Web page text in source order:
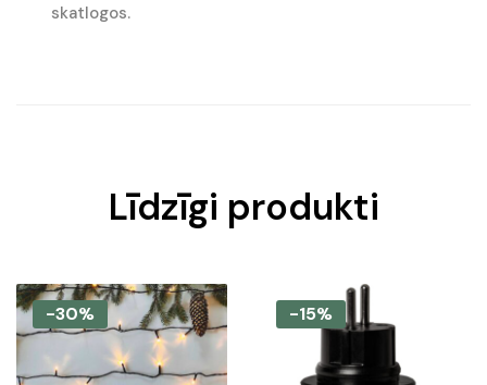
skatlogos.
Līdzīgi produkti
-30% -15%